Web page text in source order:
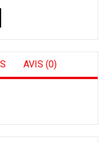
AVIS (0)